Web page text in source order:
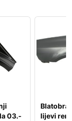
03.-
lijevi